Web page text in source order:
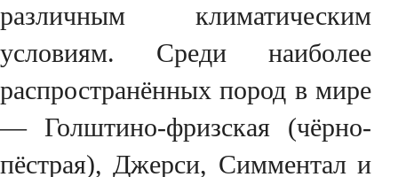
различным климатическим
условиям. Среди наиболее
распространённых пород в мире
— Голштино-фризская (чёрно-
пёстрая), Джерси, Симментал и